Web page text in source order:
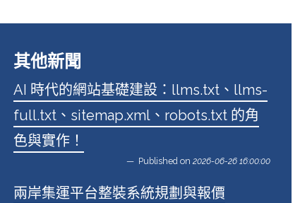
其他新聞
AI 時代的網站基礎建設：llms.txt、llms-
full.txt、sitemap.xml、robots.txt 的角
色與實作！
Published on 2026-06-26 16:00:00
兩岸集運平台整裝系統規劃與報價